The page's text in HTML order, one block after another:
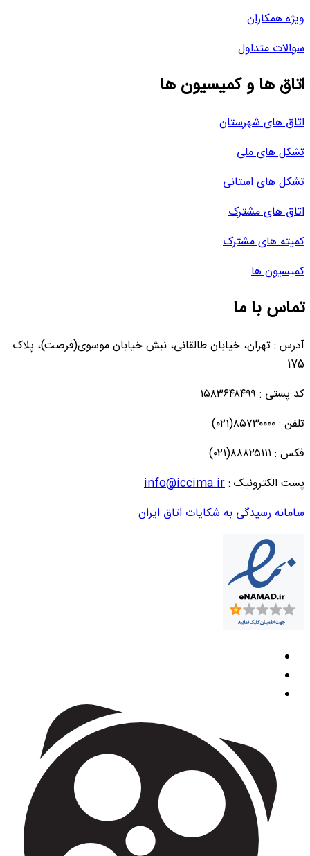
ویژه همکاران
سوالات متداول
اتاق ها و کمیسیون ها
اتاق های شهرستان
تشکل های ملی
تشکل های استانی
اتاق های مشترک
کمیته های مشترک
کمیسیون ها
تماس با ما
آدرس : تهران، خیابان طالقانی، نبش خیابان موسوی(فرصت)، پلاک
175
کد پستی : ۱۵۸۳۶۴۸۴۹۹
تلفن : ۸۵۷۳۰۰۰۰(۰۲۱)
فکس : ۸۸۸۲۵۱۱۱(۰۲۱)
پست الکترونیک :info@iccima.ir
سامانه رسیدگی به شکایات اتاق ایران